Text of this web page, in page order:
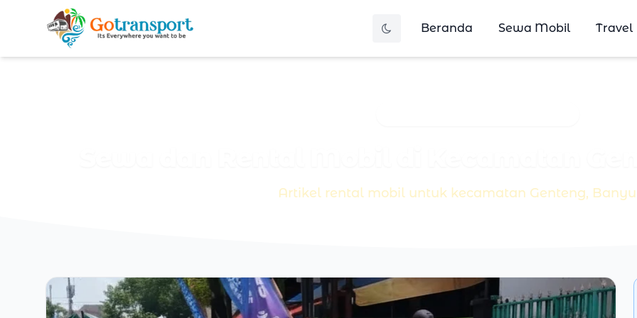
Beranda Sewa Mobil Travel
Artikel rental mobil untuk kecamatan Genteng,